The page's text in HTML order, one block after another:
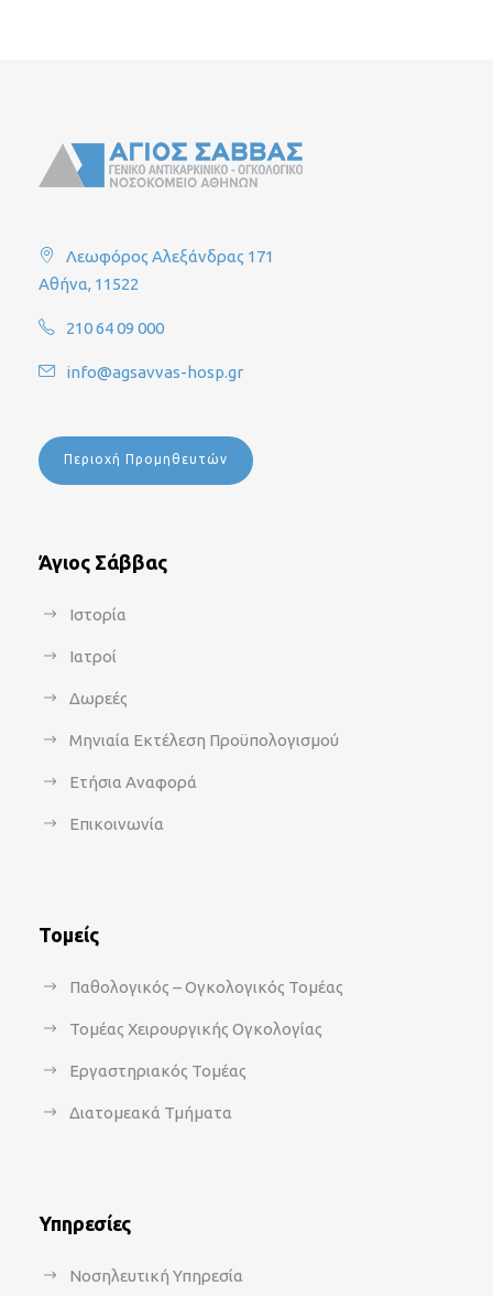
Λεωφόρος Αλεξάνδρας 171
Αθήνα, 11522
210 64 09 000
info@agsavvas-hosp.gr
Περιοχή Προμηθευτών
Άγιος Σάββας
Ιστορία
Ιατροί
Δωρεές
Μηνιαία Εκτέλεση Προϋπολογισμού
Ετήσια Αναφορά
Επικοινωνία
Τομείς
Παθολογικός – Ογκολογικός Τομέας
Τομέας Χειρουργικής Ογκολογίας
Εργαστηριακός Τομέας
Διατομεακά Τμήματα
Υπηρεσίες
Νοσηλευτική Υπηρεσία